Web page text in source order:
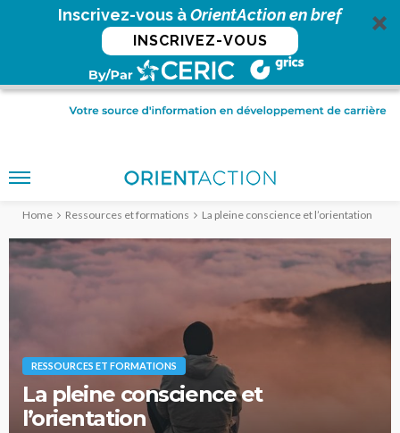
Inscrivez-vous àOrientAction en bref
INSCRIVEZ-VOUS
Home Ressources et formations La pleine conscience et l’orientation
RESSOURCES ET FORMATIONS
La pleine conscience et
l’orientation